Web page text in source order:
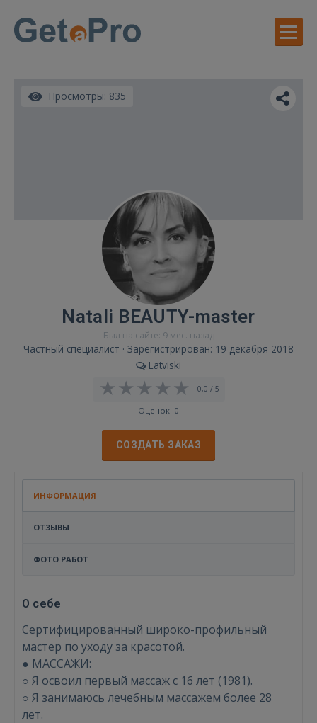
Просмотры: 835
Natali BEAUTY-master
Был на сайте: 9 мес. назад
Частный специалист · Зарегистрирован: 19 декабря 2018
Latviski
0,0 / 5
Оценок: 0
СОЗДАТЬ ЗАКАЗ
ИНФОРМАЦИЯ
ОТЗЫВЫ
ФОТО РАБОТ
О себе
Сертифицированный широко-профильный
мастер по уходу за красотой.
● МАССAЖИ:
○ Я освоил первый массаж с 16 лет (1981).
○ Я занимаюсь лечебным массажем более 28
лет.